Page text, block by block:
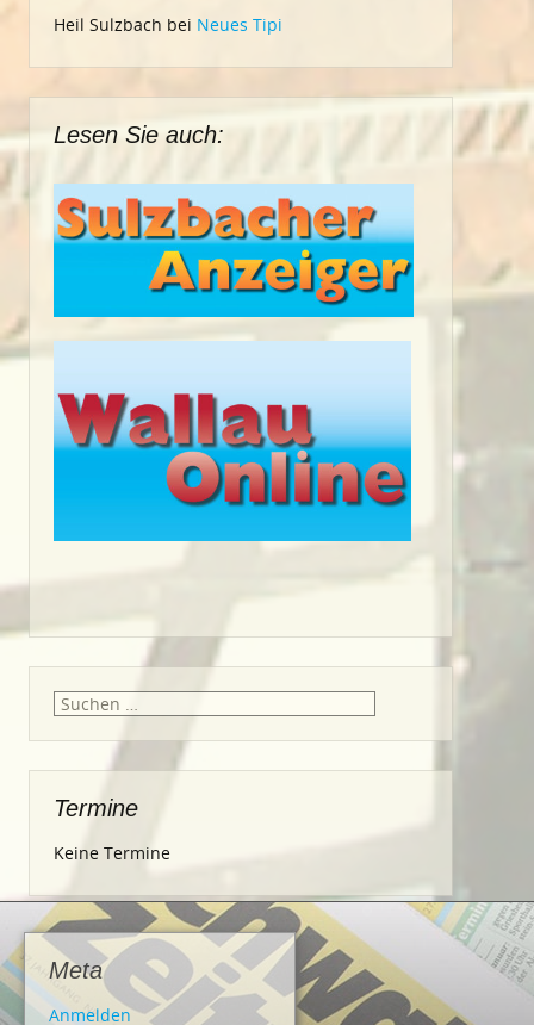
Heil Sulzbach bei Neues Tipi
Lesen Sie auch:
Suche
Termine
Keine Termine
Meta
Anmelden